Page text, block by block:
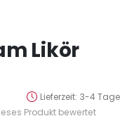
Likör
Lieferzeit 3-4 Tage
Produkt bewertet